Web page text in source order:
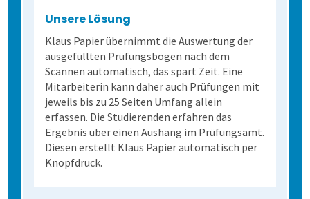
Unsere Lösung
Klaus Papier übernimmt die Auswertung der
ausgefüllten Prüfungsbögen nach dem
Scannen automatisch, das spart Zeit. Eine
Mitarbeiterin kann daher auch Prüfungen mit
jeweils bis zu 25 Seiten Umfang allein
erfassen. Die Studierenden erfahren das
Ergebnis über einen Aushang im Prüfungsamt.
Diesen erstellt Klaus Papier automatisch per
Knopfdruck.